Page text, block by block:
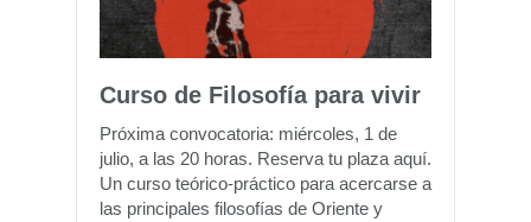
Curso de Filosofía para vivir
Próxima convocatoria: miércoles, 1 de
julio, a las 20 horas. Reserva tu plaza aquí.
Un curso teórico-práctico para acercarse a
las principales filosofías de Oriente y